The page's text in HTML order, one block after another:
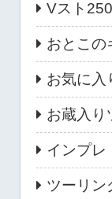
Vスト
おとこの
お気に入
お蔵入り
インプレ
ツーリン